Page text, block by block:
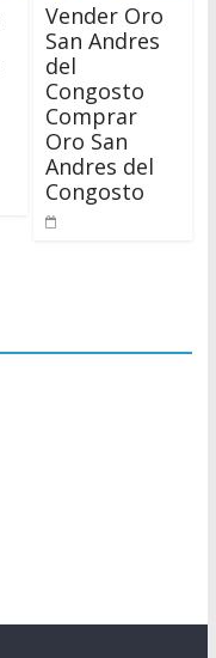
Vender Oro
San Andres
del
Congosto
Comprar
Oro San
Andres del
Congosto